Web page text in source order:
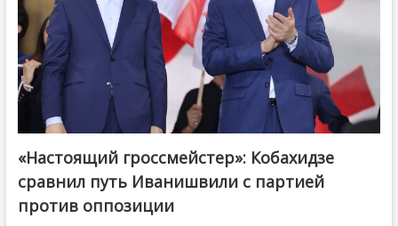
@ქართული ოცნება / Georgian Dream
«Настоящий гроссмейстер»: Кобахидзе
сравнил путь Иванишвили с партией
против оппозиции